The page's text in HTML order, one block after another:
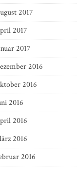
2017
2017
2017
2016
2016
2016
2016
2016
2016